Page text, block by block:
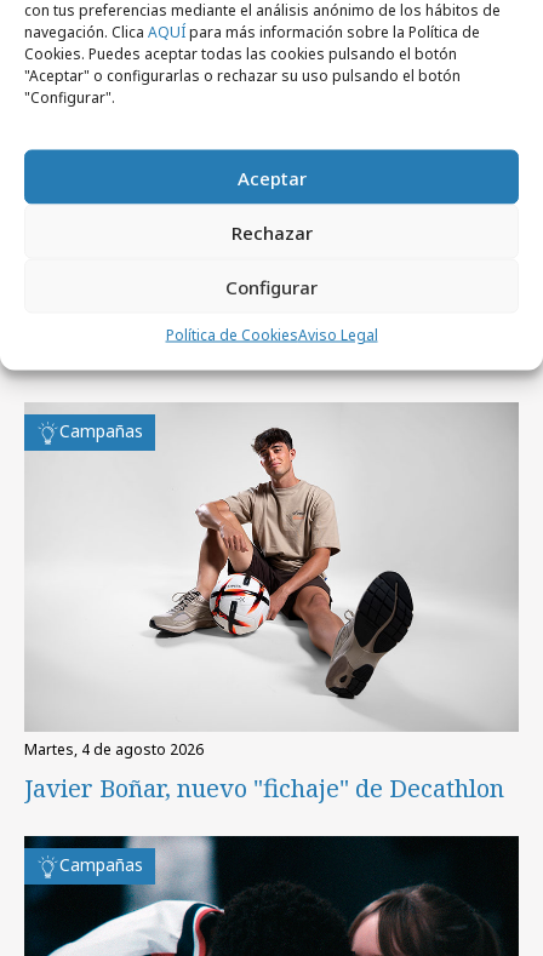
con tus preferencias mediante el análisis anónimo de los hábitos de
navegación. Clica AQUÍpara más información sobre la Política de
Cookies. Puedes aceptar todas las cookies pulsando el botón
"Aceptar" o configurarlas o rechazar su uso pulsando el botón
"Configurar".
Aceptar
Rechazar
Configurar
Política de CookiesAviso Legal
Cabreiroá para ver el eclipse solar
Campañas
martes, 4 de agosto 2026
Javier Boñar, nuevo "fichaje" de Decathlon
Campañas